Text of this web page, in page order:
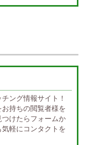
OK
り
～OK
迎
鹿児島 沖縄
ング情報サイト！
持ちの閲覧者様を
けたらフォームか
軽にコンタクトを